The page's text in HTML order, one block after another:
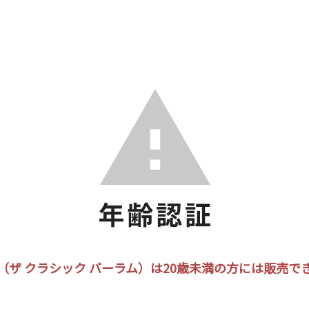
ザ クラシック バーラム）は20歳未満の方には販売で